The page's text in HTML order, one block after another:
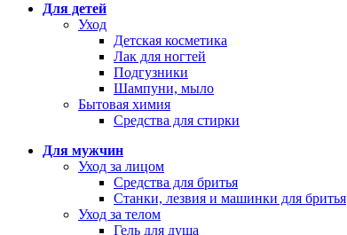
Для детей
Уход
Детская косметика
Лак для ногтей
Подгузники
Шампуни, мыло
Бытовая химия
Средства для стирки
Для мужчин
Уход за лицом
Средства для бритья
Станки, лезвия и машинки для бритья
Уход за телом
Гель для душа